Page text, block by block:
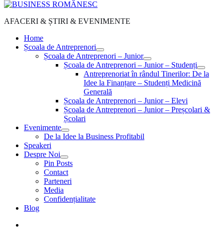
AFACERI & ȘTIRI & EVENIMENTE
Home
Școala de Antreprenori
Școala de Antreprenori – Junior
Școala de Antreprenori – Junior – Studenți
Antreprenoriat în rândul Tinerilor: De la
Idee la Finanțare – Studenți Medicină
Generală
Școala de Antreprenori – Junior – Elevi
Școala de Antreprenori – Junior – Preșcolari &
Școlari
Evenimente
De la Idee la Business Profitabil
Speakeri
Despre Noi
Pin Posts
Contact
Parteneri
Media
Confidențialitate
Blog